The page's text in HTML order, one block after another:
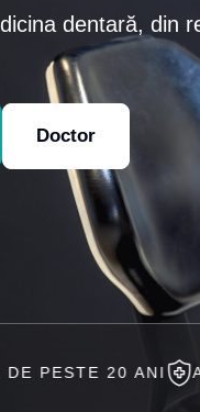
dentară, din
Doctor
ACCEPTAM